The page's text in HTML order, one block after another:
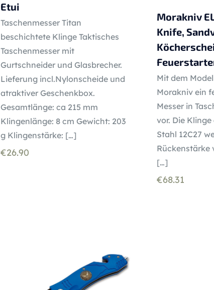
Etui
Taschenmesser Titan
beschichtete Klinge Taktisches
Taschenmesser mit
Gurtschneider und Glasbrecher.
Lieferung incl.Nylonscheide und
atraktiver Geschenkbox.
Gesamtlänge: ca 215 mm
Klingenlänge: 8 cm Gewicht: 203
g Klingenstärke: […]
€26.90
Morakniv
Knife,
Mit dem
Morakniv ein
Messer in
vor. Die
Stahl 12C27
Rückenstärke
[…]
€68.31